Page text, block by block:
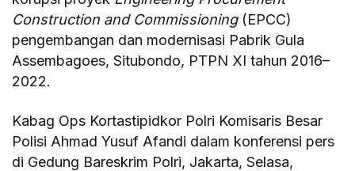
Construction and Commissioning(EPCC)
pengembangan dan modernisasi Pabrik Gula
Assembagoes, Situbondo, PTPN XI tahun 2016–
2022.
Kabag Ops Kortastipidkor Polri Komisaris Besar
Polisi Ahmad Yusuf Afandi dalam konferensi pers
di Gedung Bareskrim Polri, Jakarta, Selasa,